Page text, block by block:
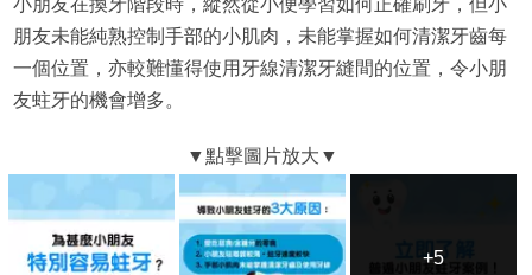
小朋友在換牙階段時，縱然從小便學習如何正確刷牙，但小
朋友未能純熟控制手部的小肌肉，未能掌握如何清潔牙齒每
一個位置，亦較難懂得使用牙線清潔牙縫間的位置，令小朋
友蛀牙的機會增多。
+5
+5